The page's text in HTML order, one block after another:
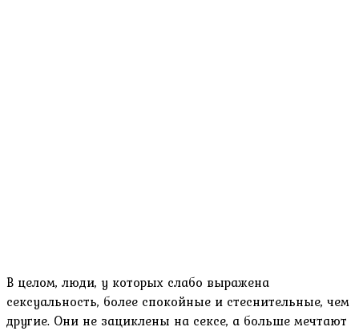
В целом, люди, у которых слабо выражена
сексуальность, более спокойные и стеснительные, чем
другие. Они не зациклены на сексе, а больше мечтают